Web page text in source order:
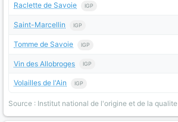
Raclette de Savoie IGP
Saint-Marcellin IGP
Tomme de Savoie IGP
Vin des Allobroges IGP
Volailles de l'Ain IGP
Source : Institut national de l'origine et de la qualite